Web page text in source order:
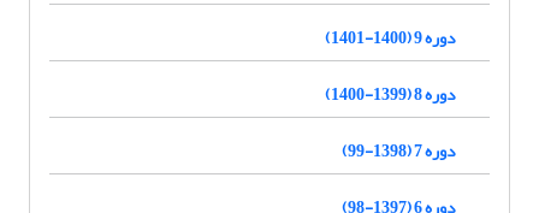
دوره 9 (1400-1401)
دوره 8 (1399-1400)
دوره 7 (1398-99)